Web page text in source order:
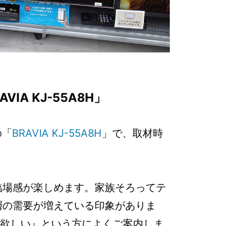
KJ-55A8H」
BRAVIA KJ-55A8H 」で、取材時
感が楽しめます。家族そろってテ
需要が増えている印象がありま
しい』という方によくご案内しま